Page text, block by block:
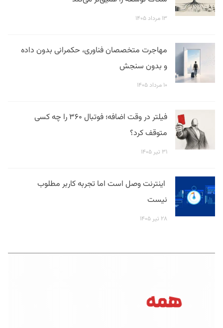
۱۳ مرداد ۱۴۰۵
مهاجرت متخصصان فناوری، حکمرانی بدون داده
و بدون سنجش
۱۰ مرداد ۱۴۰۵
فیلتر در وقت اضافه؛ فوتبال ۳۶۰ را چه کسی
متوقف کرد؟
۳۱ تیر ۱۴۰۵
اینترنت وصل است اما تجربه کاربر مطلوب
نیست
۲۸ تیر ۱۴۰۵